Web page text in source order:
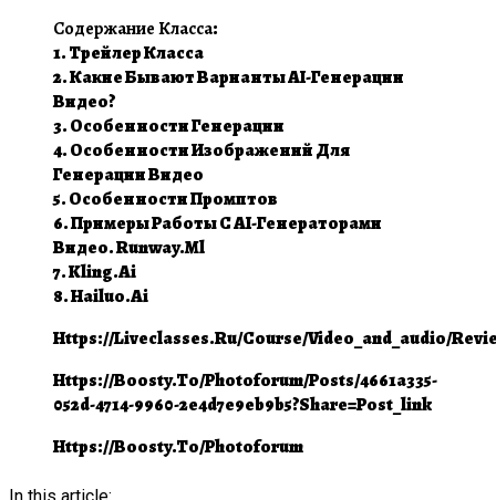
Содержание Класса:
1. Трейлер Класса
2. Какие Бывают Варианты AI-Генерации
Видео?
3. Особенности Генерации
4. Особенности Изображений Для
Генерации Видео
5. Особенности Промптов
6. Примеры Работы С AI-Генераторами
Видео. Runway.ml
7. Kling.ai
8. Hailuo.ai
Https://liveclasses.ru/course/video_and_audio/
Https://boosty.to/photoforum/posts/4661a335-
052d-4714-9960-2e4d7e9eb9b5?share=post_link
Https://boosty.to/photoforum
In this article: